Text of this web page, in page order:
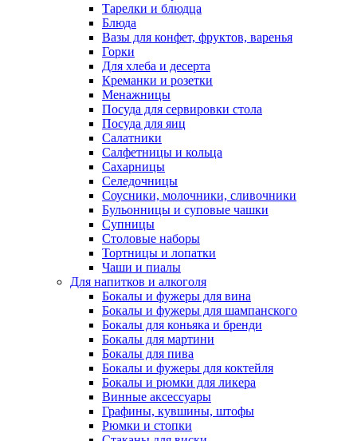
Тарелки и блюдца
Блюда
Вазы для конфет, фруктов, варенья
Горки
Для хлеба и десерта
Креманки и розетки
Менажницы
Посуда для сервировки стола
Посуда для яиц
Салатники
Салфетницы и кольца
Сахарницы
Селедочницы
Соусники, молочники, сливочники
Бульонницы и суповые чашки
Супницы
Столовые наборы
Тортницы и лопатки
Чаши и пиалы
Для напитков и алкоголя
Бокалы и фужеры для вина
Бокалы и фужеры для шампанского
Бокалы для коньяка и бренди
Бокалы для мартини
Бокалы для пива
Бокалы и фужеры для коктейля
Бокалы и рюмки для ликера
Винные аксессуары
Графины, кувшины, штофы
Рюмки и стопки